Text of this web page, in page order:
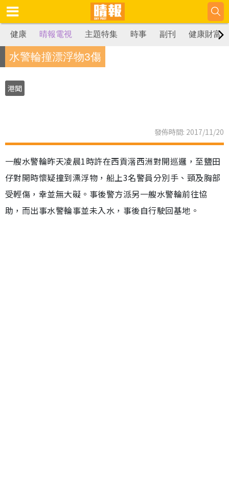
健康 晴報電視 主題特集 時事 副刊 健康財富
水警輪撞漂浮物3傷
港聞
發佈時間: 2017/11/20
一艘水警輪昨天凌晨1時許在西貢滘西洲對開巡邏，至鹽田
仔對開時懷疑撞到漂浮物，船上3名警員分別手、頸及胸部
受輕傷，幸並無大礙。事後警方派另一艘水警輪前往協
助，而出事水警輪事並未入水，事後自行駛回基地。